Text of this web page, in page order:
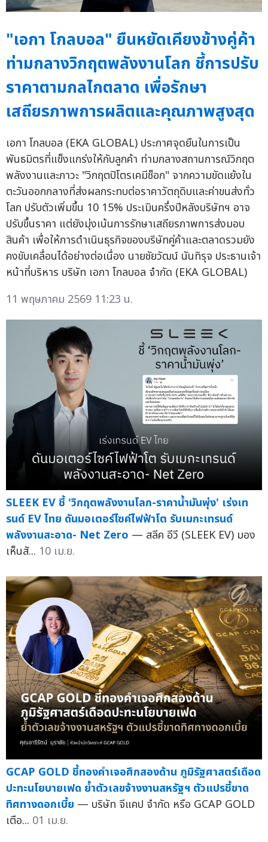
"เอกา โกลบอล" ยืนหยัดเคียงข้างคู่ค้า
ท่ามกลางวิกฤตพลังงานโลก ชี้การปรับ
ราคาตามกลไกตลาด เพื่อรักษา
เสถียรภาพการผลิตและคุณภาพสูงสุด
เอกา โกลบอล (EKA GLOBAL) ประกาศจุดยืนในการเป็น
พันธมิตรที่แข็งแกร่งให้กับลูกค้า ท่ามกลางสถานการณ์วิกฤต
พลังงานและภาวะ "วิกฤตปิโตรเคมีช็อก" จากความขัดแย้งใน
ตะวันออกกลางที่ส่งผลกระทบต่อราคาวัตถุดิบและค่าขนส่งทั่ว
โลก ปรับตัวเพิ่มขึ้น 10 15% ประเมินครึ่งปีหลังบริษัทฯ อาจ
ปรับขึ้นราคา แต่ยังมุ่งเน้นการรักษาเสถียรภาพการส่งมอบ
สินค้า เพื่อให้การดำเนินธุรกิจของบริษัทคู่ค้าและตลาดรวมยัง
คงขับเคลื่อนได้อย่างต่อเนื่อง นายชัยวัฒน์ นันทิรุจ ประธานเจ้า
หน้าที่บริหาร บริษัท เอกา โกลบอล จำกัด (EKA GLOBAL)
11 พฤษภาคม 2569 11:23 น.
SLEEK EV ชี้ 'วิกฤตพลังงานโลก-ราคาน้ำมันพุ่ง' เร่งเท
รนด์ EV ไทย ดันมอเตอร์ไซค์ไฟฟ้าโต รับเมกะเทรนด์
พลังงานสะอาด- Net Zero — สลีค อีวี (SLEEK EV) มอง
เห็นสั... 10 เม.ย.
GCAP GOLD ชี้ทองคำเจอศึกสองด้าน ภูมิรัฐศาสตร์เดือด
ปะทะนโยบายเฟด ย้ำตัวเลขจ้างงานสหรัฐฯ ตัวแปรชี้ขาด
ทิศทางดอกเบี้ย — บริษัท จีแคป จำกัด หรือ GCAP GOLD
เตือ... 01 เม.ย.